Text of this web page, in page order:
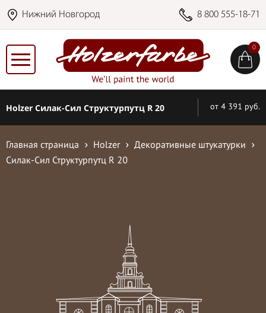
Нижний Новгород 8 800 555-18-71
0
Holzer Силак-Сил Структурпутц R 20 от 4 391 руб.
Главная страница Holzer
Декоративные штукатурки
Силак-Сил Структурпутц R 20